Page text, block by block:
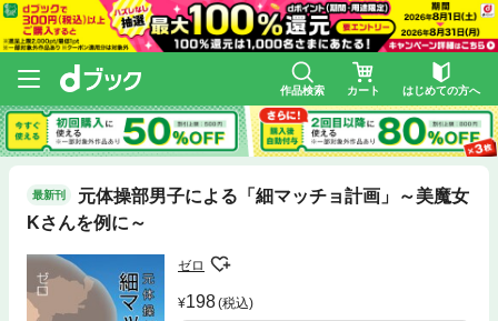
作品検索 カート はじめての方へ
最新刊
元体操部男子による「細マッチョ計画」～美魔女
Kさんを例に～
ゼロ
198(税込)